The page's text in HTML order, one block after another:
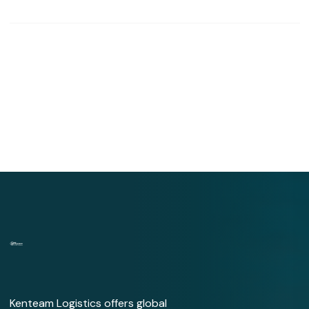
Kenteam Logistics offers global